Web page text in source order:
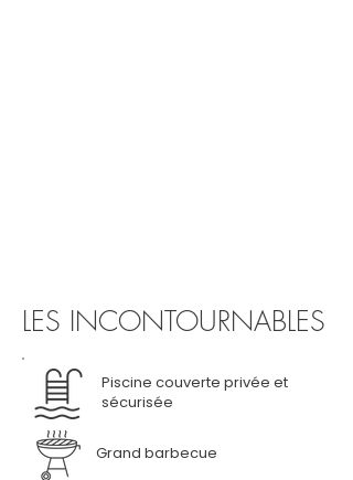
LES INCONTOURNABLES
Piscine couverte privée et
sécurisée
Grand barbecue